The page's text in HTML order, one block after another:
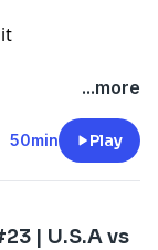
...more
50min Play
| U.S.A vs